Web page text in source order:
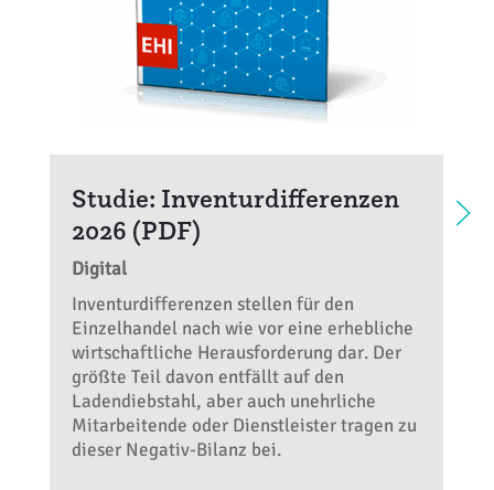
Studie: Inventurdifferenzen
2026 (PDF)
Digital
Inventurdifferenzen stellen für den
Einzelhandel nach wie vor eine erhebliche
wirtschaftliche Herausforderung dar. Der
größte Teil davon entfällt auf den
Ladendiebstahl, aber auch unehrliche
Mitarbeitende oder Dienstleister tragen zu
dieser Negativ-Bilanz bei.